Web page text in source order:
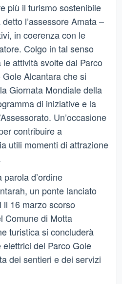
più il turismo sostenibile
l’assessore Amata –
in coerenza con le
Colgo in tal senso
attività svolte dal Parco
Alcantara che si
Giornata Mondiale della
di iniziative e la
Un’occasione
contribuire a
utili momenti di attrazione
d’ordine
un ponte lanciato
16 marzo scorso
Comune di Motta
turistica si concluderà
del Parco Gole
dei sentieri e dei servizi